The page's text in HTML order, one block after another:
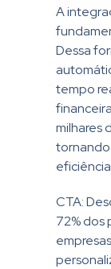
A
Dessa
tempo
milhares
CTA:
72% dos